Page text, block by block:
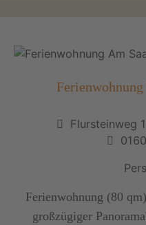
Flursteinweg
Ferienwohnung (80
großzügiger